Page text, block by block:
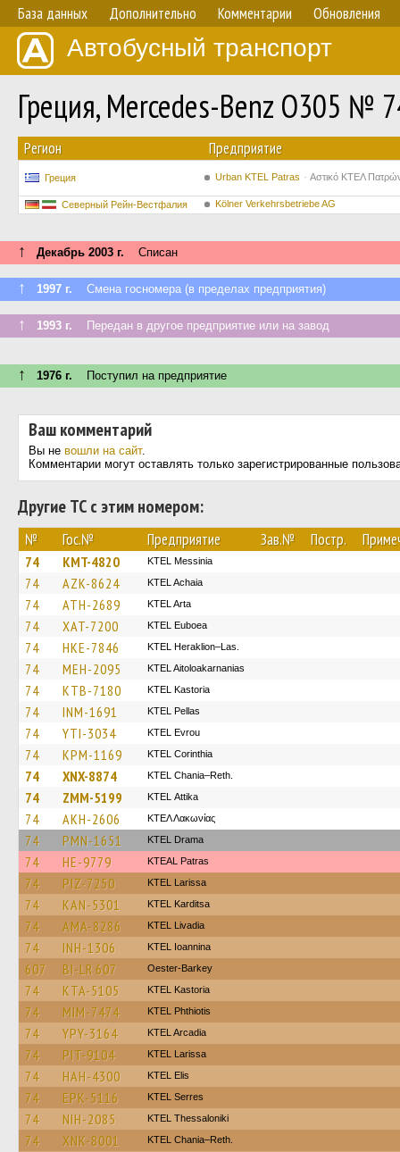
База данных Дополнительно Комментарии Обновления
Автобусный транспорт
Греция, Mercedes-Benz O305 №
Регион Предприятие
Греция Urban KTEL Patras Αστικό ΚΤΕΛ
Северный Рейн-Вестфалия Kölner Verkehrsbetriebe AG
↑ Декабрь 2003 г. Списан
↑ 1997 г. Смена госномера (в пределах предприятия)
↑ 1993 г. Передан в другое предприятие или на завод
↑ 1976 г. Поступил на предприятие
Ваш комментарий
Вы не вошли на сайт.
Комментарии могут оставлять только зарегистрированные
Другие ТС с этим номером:
№ Гос.№ Предприятие Зав.№ Постр.
74 KMT-4820 KTEL Messinia
74 AZK-8624 KTEL Achaia
74 ATH-2689 KTEL Arta
74 XAT-7200 ΚΤΕL Euboea
74 HKE-7846 KTEL Heraklion–Las.
74 MEH-2095 KTEL Aitoloakarnanias
74 KTB-7180 KTEL Kastoria
74 INM-1691 KTEL Pellas
74 YTI-3034 KTEL Evrou
74 KPM-1169 KTEL Corinthia
74 XNX-8874 KTEL Chania–Reth.
74 ZMM-5199 KΤΕL Αttika
74 AKH-2606 ΚΤΕΛ Λακωνίας
74 PMN-1651 KTEL Drama
74 HE-9779 KTEAL Patras
74 PIZ-7250 KTEL Larissa
74 KAN-5301 ΚΤΕL Karditsa
74 AMA-8286 KTEL Livadia
74 INH-1306 KTEL Ioannina
607 BI-LR 607 Oester-Barkey
74 KTA-5105 KTEL Kastoria
74 MIM-7474 ΚΤΕL Phthiotis
74 YPY-3164 KTEL Arcadia
74 PIT-9104 KTEL Larissa
74 HAH-4300 KTEL Elis
74 EPK-5116 KTEL Serres
74 NIH-2085 KTEL Thessaloniki
74 XNK-8001 KTEL Chania–Reth.